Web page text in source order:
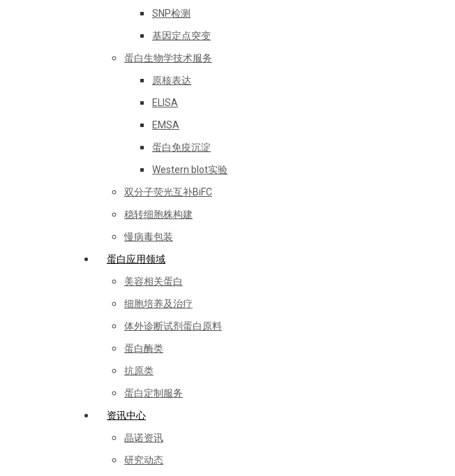
SNP检测
基因定点突变
蛋白生物学技术服务
原核表达
ELISA
EMSA
蛋白免疫沉淀
Western blot实验
双分子荧光互补BiFC
稳转细胞株构建
慢病毒包装
蛋白应用领域
美容相关蛋白
细胞培养及治疗
体外诊断试剂蛋白原料
蛋白酶类
抗原类
蛋白定制服务
资讯中心
晶诺资讯
研究动态